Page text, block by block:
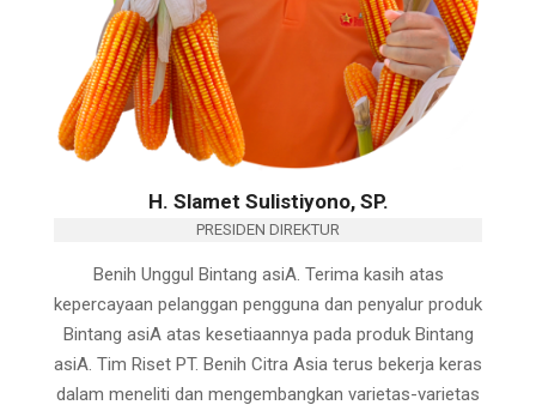
H. Slamet Sulistiyono, SP.
PRESIDEN DIREKTUR
Benih Unggul Bintang asiA. Terima kasih atas
kepercayaan pelanggan pengguna dan penyalur produk
Bintang asiA atas kesetiaannya pada produk Bintang
asiA. Tim Riset PT. Benih Citra Asia terus bekerja keras
dalam meneliti dan mengembangkan varietas-varietas